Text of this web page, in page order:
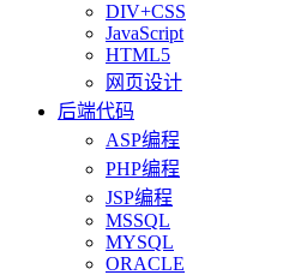
DIV+CSS
JavaScript
HTML5
网页设计
后端代码
ASP编程
PHP编程
JSP编程
MSSQL
MYSQL
ORACLE